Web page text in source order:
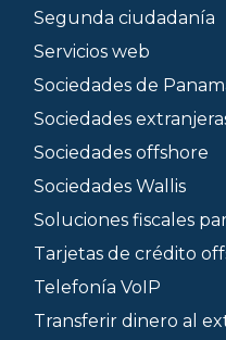
Segunda ciudadanía
Servicios web
Sociedades de
Sociedades
Sociedades offshore
Sociedades Wallis
Soluciones fiscales
Tarjetas de crédito
Telefonía VoIP
Transferir dinero al